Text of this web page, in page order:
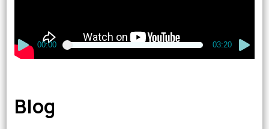
00:00 03:20
Blog